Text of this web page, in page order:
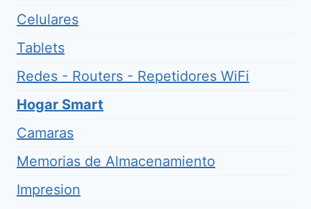
Celulares
Tablets
Redes - Routers - Repetidores WiFi
Hogar Smart
Camaras
Memorias de Almacenamiento
Impresion